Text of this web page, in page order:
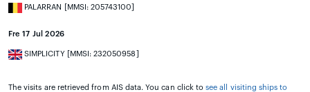
PALARRAN [MMSI: 205743100]
Fre 17 Jul 2026
SIMPLICITY [MMSI: 232050958]
The visits are retrieved from AIS data. You can click tosee all visiting ships to